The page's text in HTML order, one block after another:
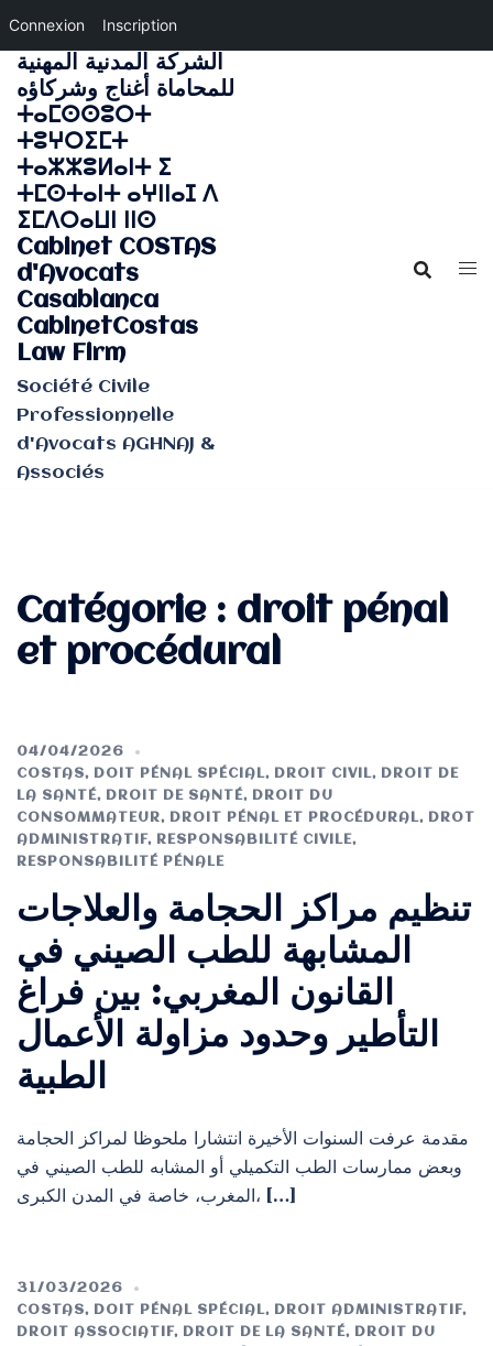
Connexion Inscription
Aller
au
contenu
الشركة المدنية المهنية
للمحاماة أغناج وشركاؤه
ⵜⴰⵎⵙⵙⵓⵔⵜ
ⵜⵓⵖⵔⵉⵎⵜ
ⵜⴰⵣⵣⵓⵍⴰⵏⵜ ⵉ
ⵜⵎⵙⵜⴰⵏⵜ ⴰⵖⵏⵏⴰⵊ ⴷ
ⵉⵎⴷⵔⴰⵡⵏ ⵏⵏⵙ
Cabinet COSTAS
d'Avocats
Casablanca
CabinetCostas
Law Firm
Société Civile
Professionnelle
d'Avocats AGHNAJ &
Associés
Catégorie : droit pénal
et procédural
04/04/2026
COSTAS, DOIT PÉNAL SPÉCIAL, DROIT CIVIL,
DROIT DE
LA SANTÉ, DROIT DE SANTÉ,
DROIT DU
CONSOMMATEUR, DROIT PÉNAL ET PROCÉDURAL,
DROT
ADMINISTRATIF, RESPONSABILITÉ CIVILE,
RESPONSABILITÉ PÉNALE
تنظيم مراكز الحجامة والعلاجات
المشابهة للطب الصيني في
القانون المغربي: بين فراغ
التأطير وحدود مزاولة الأعمال
الطبية
مقدمة عرفت السنوات الأخيرة انتشارا ملحوظا لمراكز الحجامة
وبعض ممارسات الطب التكميلي أو المشابه للطب الصيني في
المغرب، خاصة في المدن الكبرى، […]
31/03/2026
COSTAS, DOIT PÉNAL SPÉCIAL, DROIT ADMINISTRATIF,
DROIT ASSOCIATIF, DROIT DE LA SANTÉ,
DROIT DU